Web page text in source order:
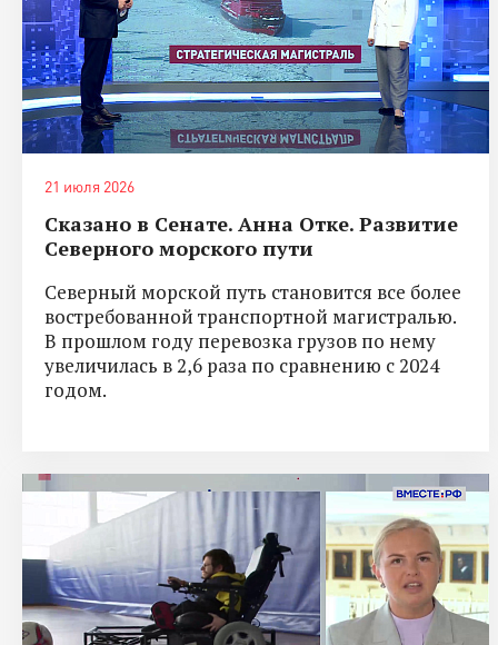
21 июля 2026
Сказано в Сенате. Анна Отке. Развитие
Северного морского пути
Северный морской путь становится все более
востребованной транспортной магистралью.
В прошлом году перевозка грузов по нему
увеличилась в 2,6 раза по сравнению с 2024
годом.